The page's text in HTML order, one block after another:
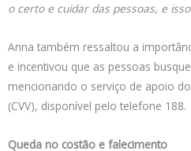
o certo e cuidar das pessoas, e
Anna também ressaltou a
e incentivou que as pessoas
mencionando o serviço de apoio
(CVV), disponível pelo telefone 188.
Queda no costão e falecimento